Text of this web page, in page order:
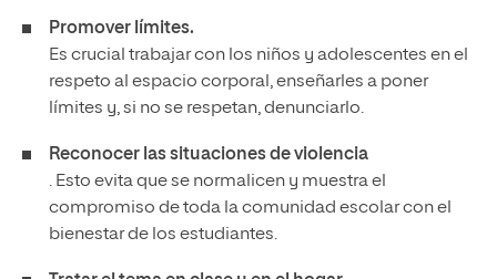
Promover límites.
Es crucial trabajar con los niños y adolescentes en el
respeto al espacio corporal, enseñarles a poner
límites y, si no se respetan, denunciarlo.
Reconocer las situaciones de violencia
. Esto evita que se normalicen y muestra el
compromiso de toda la comunidad escolar con el
bienestar de los estudiantes.